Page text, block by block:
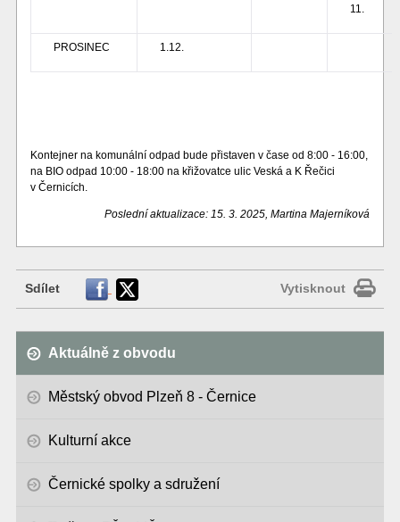
11.
PROSINEC 1.12.
Kontejner na komunální odpad bude přistaven v čase od 8:00 - 16:00,
na BIO odpad 10:00 - 18:00 na křižovatce ulic Veská a K Řečici
v Černicích.
Poslední aktualizace: 15. 3. 2025, Martina Majerníková
Sdílet Vytisknout
Aktuálně z obvodu
Městský obvod Plzeň 8 - Černice
Kulturní akce
Černické spolky a sdružení